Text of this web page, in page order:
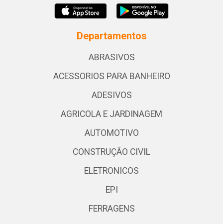
Departamentos
ABRASIVOS
ACESSORIOS PARA BANHEIRO
ADESIVOS
AGRICOLA E JARDINAGEM
AUTOMOTIVO
CONSTRUÇÃO CIVIL
ELETRONICOS
EPI
FERRAGENS